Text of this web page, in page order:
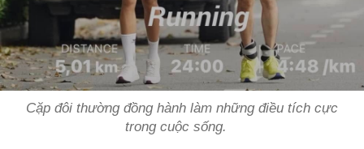
Cặp đôi thường đồng hành làm những điều tích cực
trong cuộc sống.